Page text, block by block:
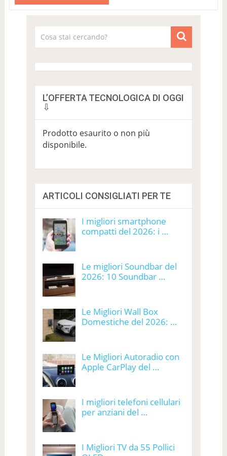
L’OFFERTA TECNOLOGICA DI OGGI
⇩
Prodotto esaurito o non più
disponibile.
ARTICOLI CONSIGLIATI PER TE
I migliori smartphone
compatti del 2026: i …
Le migliori Soundbar del
2026: 10 Soundbar …
Le Migliori Wall Box
Domestiche del 2026: …
Le Migliori Autoradio con
Apple CarPlay del …
I migliori telefoni cellulari
per anziani del …
I Migliori TV da 55 Pollici